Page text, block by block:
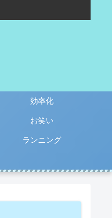
効率化
お笑い
ランニング